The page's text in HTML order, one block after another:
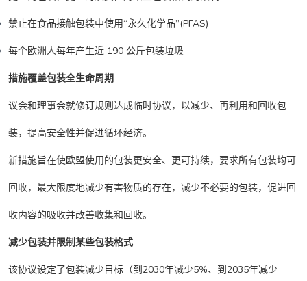
禁止在食品接触包装中使用“永久化学品”(PFAS)
每个欧洲人每年产生近 190 公斤包装垃圾
措施覆盖包装全生命周期
议会和理事会就修订规则达成临时协议，以减少、再利用和回收包
装，提高安全性并促进循环经济。
新措施旨在使欧盟使用的包装更安全、更可持续，要求所有包装均可
回收，最大限度地减少有害物质的存在，减少不必要的包装，促进回
收内容的吸收并改善收集和回收。
减少包装并限制某些包装格式
该协议设定了包装减少目标（到2030年减少5%、到2035年减少